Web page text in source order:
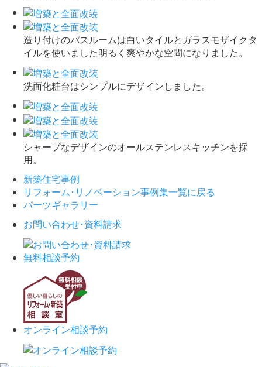
造り付けのバスルームは白いタイルとガラスモザイクタ
イルを使いました明るく爽やかな空間になりました。
洗面化粧台はシンプルにデザインしました。
シャープなデザインのオールステンレスキッチンを採
用。
新築住宅事例
リフォーム･リノベーション事例集一覧に戻る
パーツギャラリー
お問い合わせ･資料請求
無料相談予約
オンライン相談予約